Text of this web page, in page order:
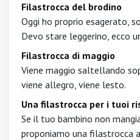
Filastrocca del brodino
Oggi ho proprio esagerato,
Devo stare leggerino, ecco
Filastrocca di maggio
Viene maggio saltellando
viene allegro, viene lesto.
Una filastrocca per i tuoi
Se il tuo bambino non
proponiamo una filastrocca